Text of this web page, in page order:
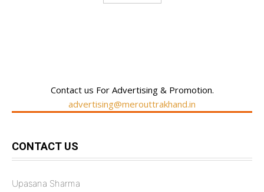
Contact us For Advertising & Promotion.
advertising@merouttrakhand.in
CONTACT US
Upasana Sharma